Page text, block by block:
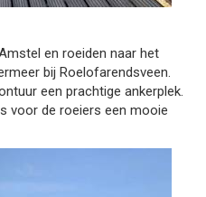
en roeiden naar het
bij Roelofarendsveen.
een prachtige ankerplek.
voor de roeiers een mooie